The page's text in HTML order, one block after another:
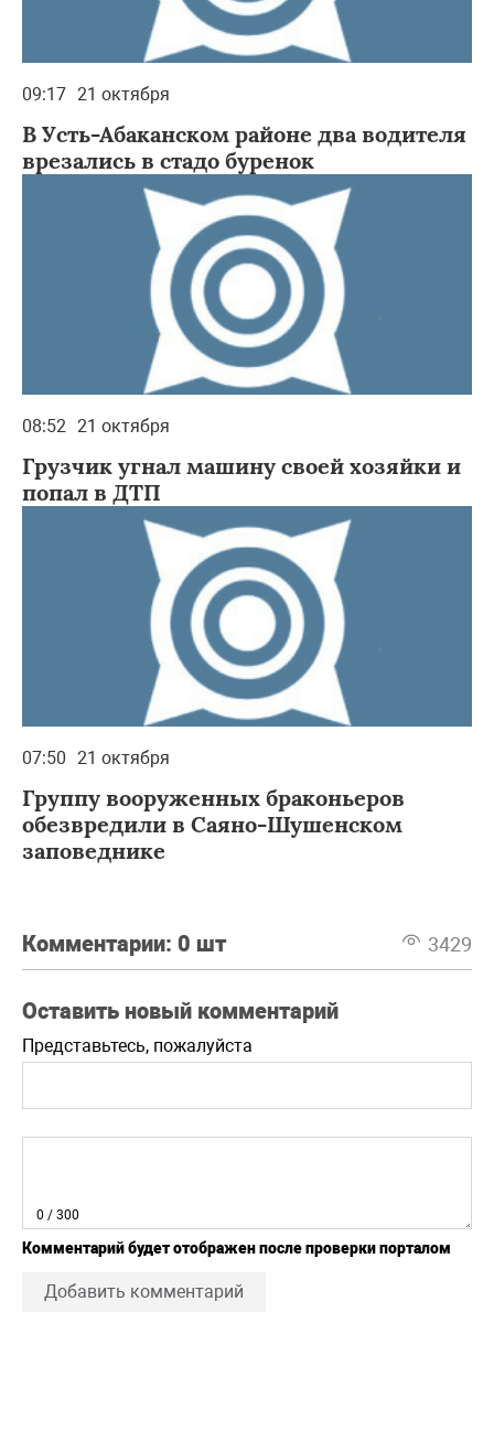
09:17 21 октября
В Усть-Абаканском районе два водителя
врезались в стадо буренок
08:52 21 октября
Грузчик угнал машину своей хозяйки и
попал в ДТП
07:50 21 октября
Группу вооруженных браконьеров
обезвредили в Саяно-Шушенском
заповеднике
Комментарии: 0 шт 3429
Оставить новый комментарий
Представьтесь, пожалуйста
0 / 300
Комментарий будет отображен после проверки порталом
Добавить комментарий